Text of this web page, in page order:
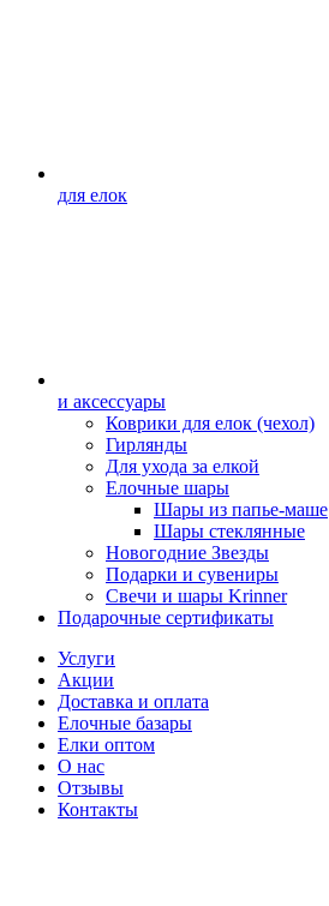
для елок
и аксессуары
Коврики для елок (чехол)
Гирлянды
Для ухода за елкой
Елочные шары
Шары из папье-маше
Шары стеклянные
Новогодние Звезды
Подарки и сувениры
Свечи и шары Krinner
Подарочные сертификаты
Услуги
Акции
Доставка и оплата
Елочные базары
Елки оптом
О нас
Отзывы
Контакты